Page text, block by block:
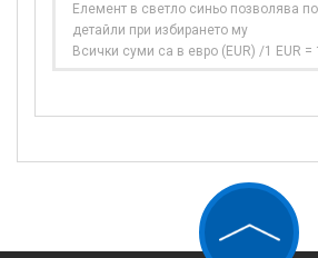
Елемент в светло синьо позволява
детайли при избирането му
Всички суми са в евро (EUR) /1 EUR =